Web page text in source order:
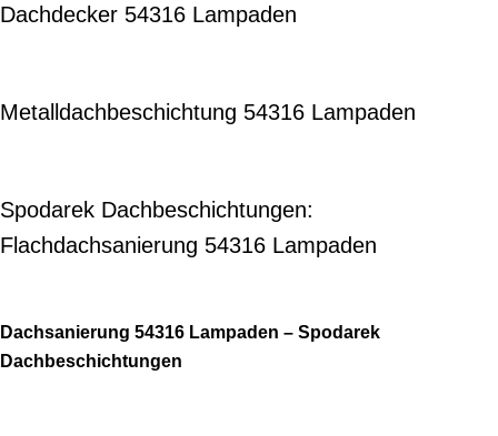
Dachdecker 54316 Lampaden
Metalldachbeschichtung 54316 Lampaden
Spodarek Dachbeschichtungen:
Flachdachsanierung 54316 Lampaden
Dachsanierung 54316 Lampaden – Spodarek
Dachbeschichtungen